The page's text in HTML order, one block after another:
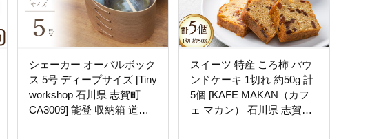
シェーカー オーバルボック
ス 5号 ディープサイズ [Tiny
workshop 石川県 志賀町
CA3009] 能登 収納箱 道具
スイーツ 特産 ころ柿 パウ
ンドケーキ 1切れ 約50g 計
5個 [KAFE MAKAN（カフ
ェ マカン） 石川県 志賀町